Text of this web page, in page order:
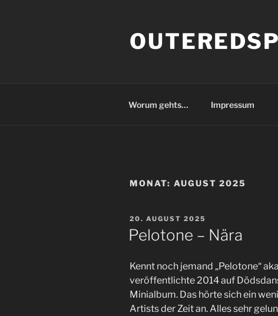
Worum gehts… Impressum
MONAT: AUGUST 2025
VERÖFFENTLICHT
AM
20. AUGUST 2025
Pelotone – Nära
Kennt noch jemand „Pelotone“
veröffentlichte 2014 auf
Minialbum. Das hörte sich ein
Artists der Zeit an. Alles sehr